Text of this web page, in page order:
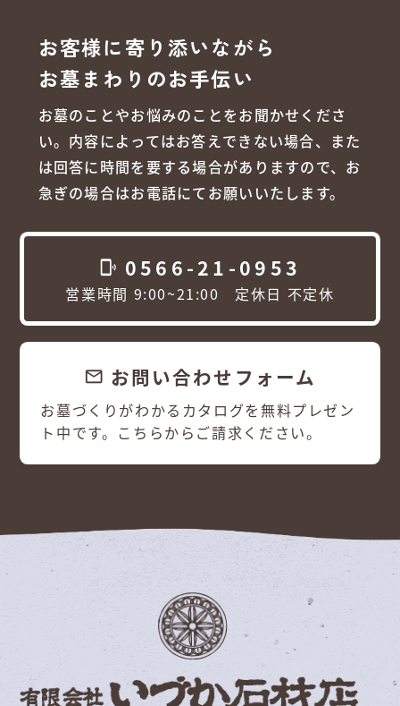
お客様に寄り添いながら
お墓まわりのお手伝い
お墓のことやお悩みのことをお聞かせくださ
い。内容によってはお答えできない場合、また
は回答に時間を要する場合がありますので、お
急ぎの場合はお電話にてお願いいたします。
phonelink_ring 0566-21-0953
営業時間 9:00~21:00 定休日 不定休
email お問い合わせフォーム
お墓づくりがわかるカタログを無料プレゼン
ト中です。こちらからご請求ください。